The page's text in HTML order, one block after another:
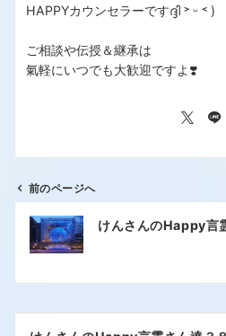
HAPPYカウンセラーですദ്ദി ˃ ᵕ ˂ )
ご相談や伝授＆継承は
氣軽にいつでも大歓迎ですよ❣️
前のページへ
けんさんのHappy言